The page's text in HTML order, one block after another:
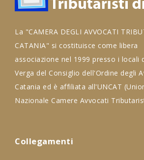
La "CAMERA DEGLI AVVOCATI
CATANIA" si costituisce come libera
associazione nel 1999 presso i locali
Verga del Consiglio dell'Ordine degli
Catania ed è affiliata all'UNCAT
Nazionale Camere Avvocati
Collegamenti